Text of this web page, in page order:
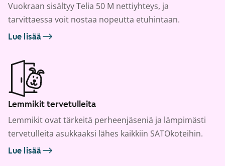
Vuokraan sisältyy Telia 50 M nettiyhteys, ja
tarvittaessa voit nostaa nopeutta etuhintaan.
Lue lisää
Lemmikit tervetulleita
Lemmikit ovat tärkeitä perheenjäseniä ja lämpimästi
tervetulleita asukkaaksi lähes kaikkiin SATOkoteihin.
Lue lisää